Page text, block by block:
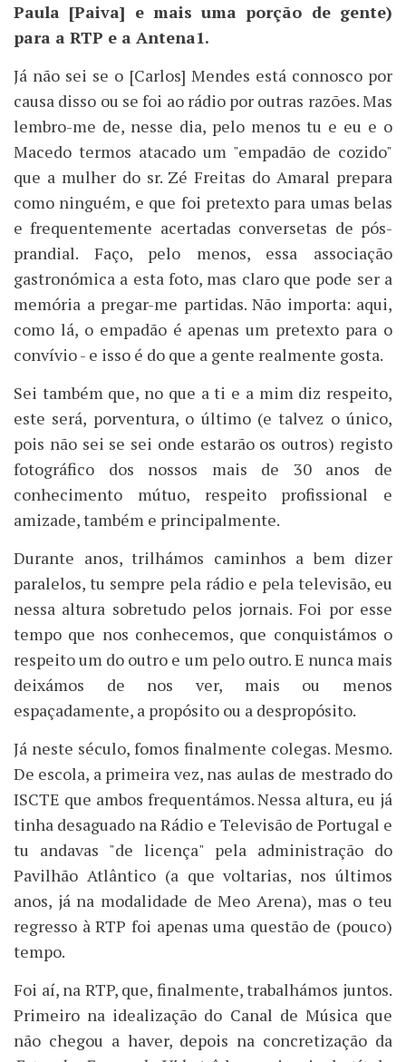
Paula [Paiva] e mais uma porção de gente)
para a RTP e a Antena1.
Já não sei se o [Carlos] Mendes está connosco por
causa disso ou se foi ao rádio por outras razões. Mas
lembro-me de, nesse dia, pelo menos tu e eu e o
Macedo termos atacado um "empadão de cozido"
que a mulher do sr. Zé Freitas do Amaral prepara
como ninguém, e que foi pretexto para umas belas
e frequentemente acertadas conversetas de pós-
prandial. Faço, pelo menos, essa associação
gastronómica a esta foto, mas claro que pode ser a
memória a pregar-me partidas. Não importa: aqui,
como lá, o empadão é apenas um pretexto para o
convívio - e isso é do que a gente realmente gosta.
Sei também que, no que a ti e a mim diz respeito,
este será, porventura, o último (e talvez o único,
pois não sei se sei onde estarão os outros) registo
fotográfico dos nossos mais de 30 anos de
conhecimento mútuo, respeito profissional e
amizade, também e principalmente.
Durante anos, trilhámos caminhos a bem dizer
paralelos, tu sempre pela rádio e pela televisão, eu
nessa altura sobretudo pelos jornais. Foi por esse
tempo que nos conhecemos, que conquistámos o
respeito um do outro e um pelo outro. E nunca mais
deixámos de nos ver, mais ou menos
espaçadamente, a propósito ou a despropósito.
Já neste século, fomos finalmente colegas. Mesmo.
De escola, a primeira vez, nas aulas de mestrado do
ISCTE que ambos frequentámos. Nessa altura, eu já
tinha desaguado na Rádio e Televisão de Portugal e
tu andavas "de licença" pela administração do
Pavilhão Atlântico (a que voltarias, nos últimos
anos, já na modalidade de Meo Arena), mas o teu
regresso à RTP foi apenas uma questão de (pouco)
tempo.
Foi aí, na RTP, que, finalmente, trabalhámos juntos.
Primeiro na idealização do Canal de Música que
não chegou a haver, depois na concretização da